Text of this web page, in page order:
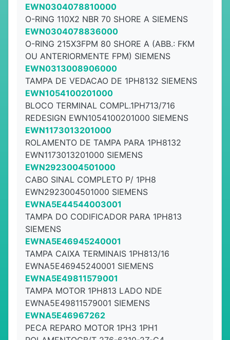
EWN0304078810000
O-RING 110X2 NBR 70 SHORE A SIEMENS
EWN0304078836000
O-RING 215X3FPM 80 SHORE A (ABB.: FKM
OU ANTERIORMENTE FPM) SIEMENS
EWN0313008906000
TAMPA DE VEDACAO DE 1PH8132 SIEMENS
EWN1054100201000
BLOCO TERMINAL COMPL.1PH713/716
REDESIGN EWN1054100201000 SIEMENS
EWN1173013201000
ROLAMENTO DE TAMPA PARA 1PH8132
EWN1173013201000 SIEMENS
EWN2923004501000
CABO SINAL COMPLETO P/ 1PH8
EWN2923004501000 SIEMENS
EWNA5E44544003001
TAMPA DO CODIFICADOR PARA 1PH813
SIEMENS
EWNA5E46945240001
TAMPA CAIXA TERMINAIS 1PH813/16
EWNA5E46945240001 SIEMENS
EWNA5E49811579001
TAMPA MOTOR 1PH813 LADO NDE
EWNA5E49811579001 SIEMENS
EWNA5E46967262
PECA REPARO MOTOR 1PH3 1PH1